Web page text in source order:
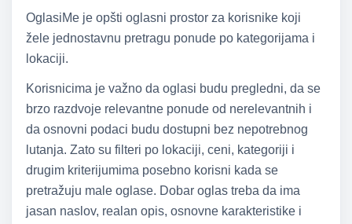
OglasiMe je opšti oglasni prostor za korisnike koji
žele jednostavnu pretragu ponude po kategorijama i
lokaciji.
Korisnicima je važno da oglasi budu pregledni, da se
brzo razdvoje relevantne ponude od nerelevantnih i
da osnovni podaci budu dostupni bez nepotrebnog
lutanja. Zato su filteri po lokaciji, ceni, kategoriji i
drugim kriterijumima posebno korisni kada se
pretražuju male oglase. Dobar oglas treba da ima
jasan naslov, realan opis, osnovne karakteristike i